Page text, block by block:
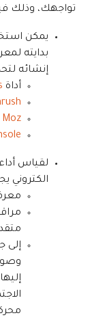
تواجهك، وذلك
يمكن
بدايته
إنشائه
أداة
Moz
لقياس
الكتروني
إلى